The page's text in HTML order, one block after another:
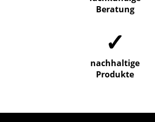
Beratung
✓
nachhaltige
Produkte